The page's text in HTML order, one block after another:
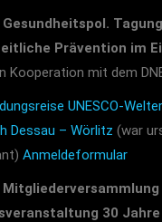
Gesundheitspol.
Prävention im
Kooperation mit dem
UNESCO-
Dessau – Wörlitz (war
Anmeldeformular
Mitgliederversammlung
30